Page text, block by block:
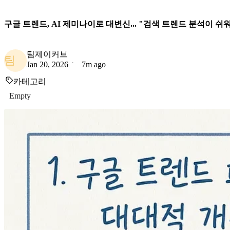
구글 트렌드, AI 제미나이로 대변신... "검색 트렌드 분석이 쉬
팀
팀제이커브
Jan 20, 2026
7m ago
카테고리
Empty